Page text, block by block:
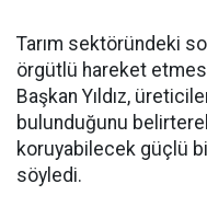
Tarım sektöründeki
örgütlü hareket
Başkan Yıldız,
bulunduğunu
koruyabilecek güçlü
söyledi.